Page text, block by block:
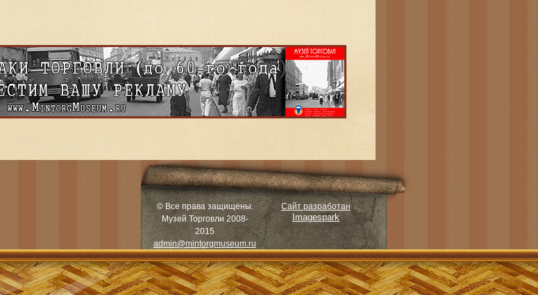
© Все права защищены.
Музей Торговли 2008-
2015
admin@mintorgmuseum.ru
Сайт разработан
Imagespark